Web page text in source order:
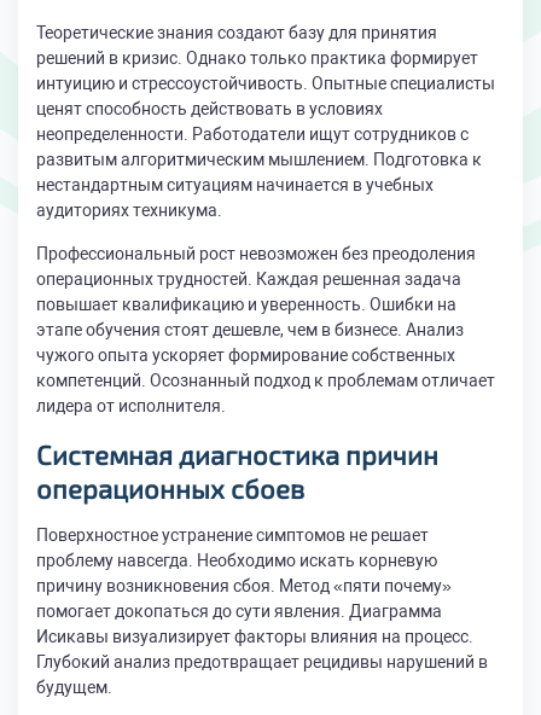
Теоретические знания создают базу для принятия
решений в кризис. Однако только практика формирует
интуицию и стрессоустойчивость. Опытные специалисты
ценят способность действовать в условиях
неопределенности. Работодатели ищут сотрудников с
развитым алгоритмическим мышлением. Подготовка к
нестандартным ситуациям начинается в учебных
аудиториях техникума.
Профессиональный рост невозможен без преодоления
операционных трудностей. Каждая решенная задача
повышает квалификацию и уверенность. Ошибки на
этапе обучения стоят дешевле, чем в бизнесе. Анализ
чужого опыта ускоряет формирование собственных
компетенций. Осознанный подход к проблемам отличает
лидера от исполнителя.
Системная диагностика причин
операционных сбоев
Поверхностное устранение симптомов не решает
проблему навсегда. Необходимо искать корневую
причину возникновения сбоя. Метод «пяти почему»
помогает докопаться до сути явления. Диаграмма
Исикавы визуализирует факторы влияния на процесс.
Глубокий анализ предотвращает рецидивы нарушений в
будущем.